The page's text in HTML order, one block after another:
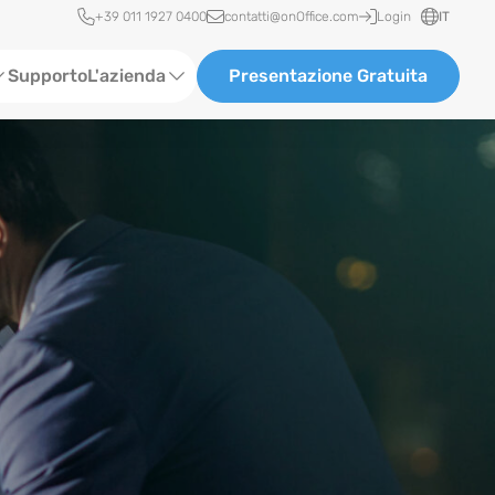
Accesso rapido
+39 011 1927 0400 contatti@onOffice.com Login IT
SupportoL'azienda
Carriera
Presentazione Gratuita